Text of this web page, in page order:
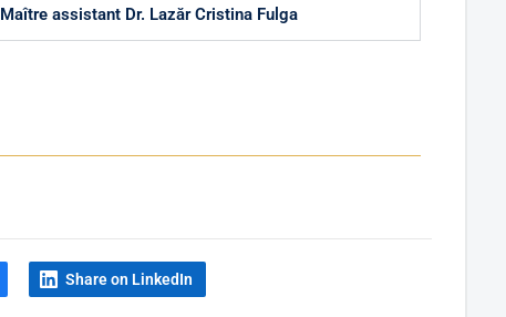
Maître assistant Dr. Lazăr Cristina Fulga
Share on LinkedIn